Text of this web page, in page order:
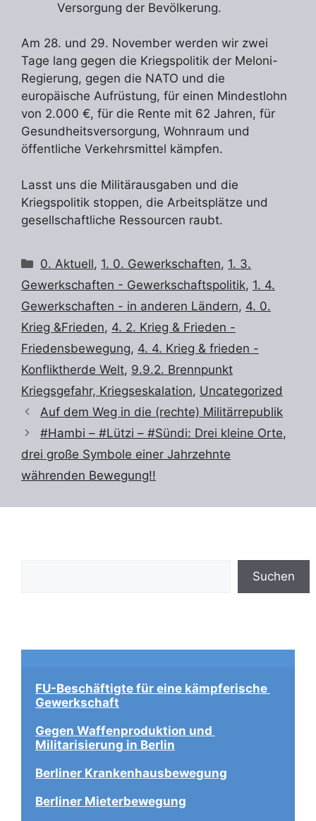
Versorgung der Bevölkerung.
Am 28. und 29. November werden wir zwei
Tage lang gegen die Kriegspolitik der Meloni-
Regierung, gegen die NATO und die
europäische Aufrüstung, für einen Mindestlohn
von 2.000 €, für die Rente mit 62 Jahren, für
Gesundheitsversorgung, Wohnraum und
öffentliche Verkehrsmittel kämpfen.
Lasst uns die Militärausgaben und die
Kriegspolitik stoppen, die Arbeitsplätze und
gesellschaftliche Ressourcen raubt.
Kategorien
0. Aktuell, 1. 0. Gewerkschaften, 1. 3.
Gewerkschaften - Gewerkschaftspolitik, 1. 4.
Gewerkschaften - in anderen Ländern, 4. 0.
Krieg &Frieden, 4. 2. Krieg & Frieden -
Friedensbewegung, 4. 4. Krieg & frieden -
Konfliktherde Welt, 9.9.2. Brennpunkt
Kriegsgefahr, Kriegseskalation, Uncategorized
Auf dem Weg in die (rechte) Militärrepublik
#Hambi – #Lützi – #Sündi: Drei kleine Orte,
drei große Symbole einer Jahrzehnte
währenden Bewegung!!
Suchen
FU-Beschäftigte für eine kämpferische
Gewerkschaft
Gegen Waffenproduktion und
Militarisierung in Berlin
Berliner Krankenhausbewegung
Berliner Mieterbewegung